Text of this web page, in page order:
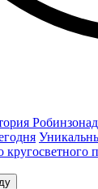
кругосветного